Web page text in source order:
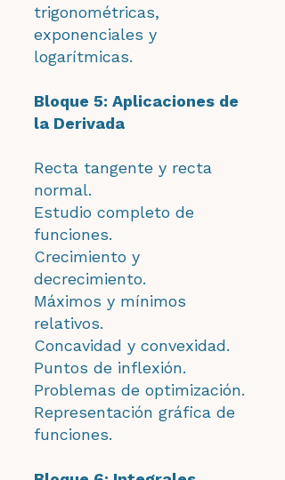
trigonométricas,
exponenciales y
logarítmicas.
Bloque 5: Aplicaciones de
la Derivada
Recta tangente y recta
normal.
Estudio completo de
funciones.
Crecimiento y
decrecimiento.
Máximos y mínimos
relativos.
Concavidad y convexidad.
Puntos de inflexión.
Problemas de optimización.
Representación gráfica de
funciones.